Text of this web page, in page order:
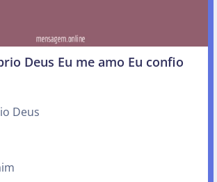
Deus Eu me amo Eu confio
Deus